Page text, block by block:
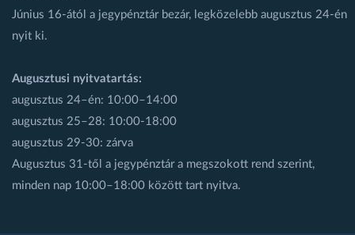
Június 16-ától a jegypénztár bezár, legközelebb augusztus 24-én
nyit ki.
Augusztusi nyitvatartás:
augusztus 24–én: 10:00–14:00
augusztus 25–28: 10:00-18:00
augusztus 29-30: zárva
Augusztus 31-től a jegypénztár a megszokott rend szerint,
minden nap 10:00–18:00 között tart nyitva.